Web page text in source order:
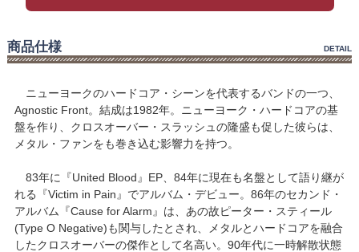
商品仕様 DETAIL
ニューヨークのハードコア・シーンを代表するバンドの一つ、
Agnostic Front。結成は1982年。ニューヨーク・ハードコアの基
盤を作り、クロスオーバー・スラッシュの隆盛も促した彼らは、
メタル・ファンをも巻き込む影響力を持つ。
83年に『United Blood』EP、84年に現在も名盤として語り継が
れる『Victim in Pain』でアルバム・デビュー。86年のセカンド・
アルバム『Cause for Alarm』は、あの故ピーター・スティール
(Type O Negative)も関与したとされ、メタルとハードコアを融合
したクロスオーバーの傑作として名高い。90年代に一時解散状態